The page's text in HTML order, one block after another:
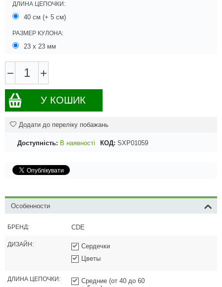
ДЛИНА ЦЕПОЧКИ:
40 см (+ 5 см)
РАЗМЕР КУЛОНА:
23 х 23 мм
− +
У КОШИК
Додати до переліку побажань
Доступність: В наявності КОД: SXP01059
Особенности
БРЕНД: CDE
ДИЗАЙН:
Сердечки
Цветы
ДЛИНА ЦЕПОЧКИ:
Средние (от 40 до 60